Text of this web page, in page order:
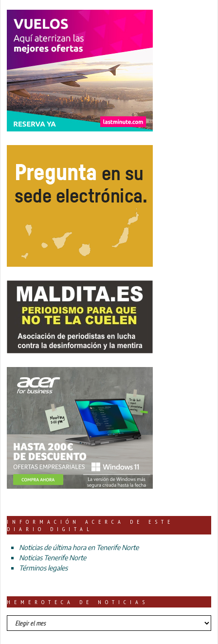
INFORMACIÓN ACERCA DE ESTE
DIARIO DIGITAL
Noticias de última hora en Tenerife Norte
Noticias Tenerife Norte
Términos legales
HEMEROTECA DE NOTICIAS
HEMEROTECA
DE